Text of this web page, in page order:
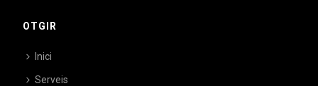
OTGIR
Inici
Serveis